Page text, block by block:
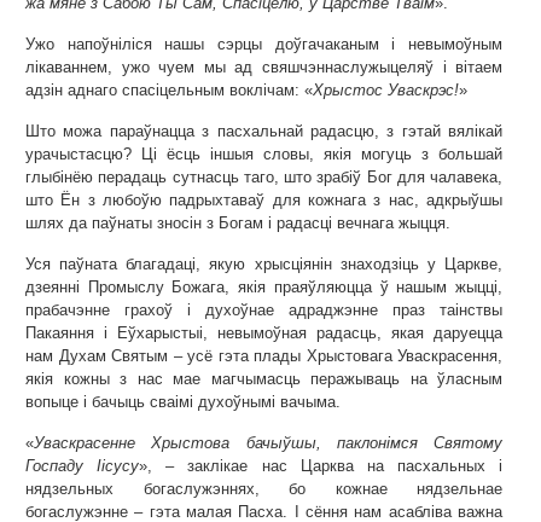
Ужо напоўніліся нашы сэрцы доўгачаканым і невымоўным
лікаваннем, ужо чуем мы ад свяшчэннаслужыцеляў і вітаем
адзін аднаго спасіцельным воклічам: «Хрыстос Уваскрэс!»
Што можа параўнацца з пасхальнай радасцю, з гэтай вялікай
урачыстасцю? Ці ёсць іншыя словы, якія могуць з большай
глыбінёю перадаць сутнасць таго, што зрабіў Бог для чалавека,
што Ён з любоўю падрыхтаваў для кожнага з нас, адкрыўшы
шлях да паўнаты зносін з Богам і радасці вечнага жыцця.
Уся паўната благадаці, якую хрысціянін знаходзіць у Царкве,
дзеянні Промыслу Божага, якія праяўляюцца ў нашым жыцці,
прабачэнне грахоў і духоўнае адраджэнне праз таінствы
Пакаяння і Еўхарыстыі, невымоўная радасць, якая даруецца
нам Духам Святым – усё гэта плады Хрыстовага Уваскрасення,
якія кожны з нас мае магчымасць перажываць на ўласным
вопыце і бачыць сваімі духоўнымі вачыма.
«Уваскрасенне Хрыстова бачыўшы, паклонімся Святому
Госпаду Іісусу», – заклікае нас Царква на пасхальных і
нядзельных богаслужэннях, бо кожнае нядзельнае
богаслужэнне – гэта малая Пасха. І сёння нам асабліва важна